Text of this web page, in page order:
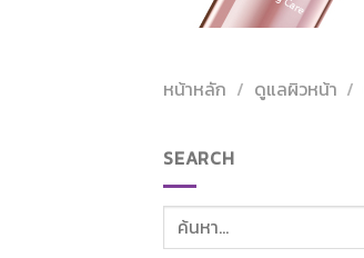
หน้าหลัก / ดูแลผิวหน้า /
SEARCH
ค้นหา: